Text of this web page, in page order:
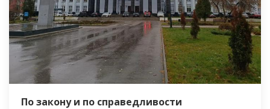
По закону и по справедливости